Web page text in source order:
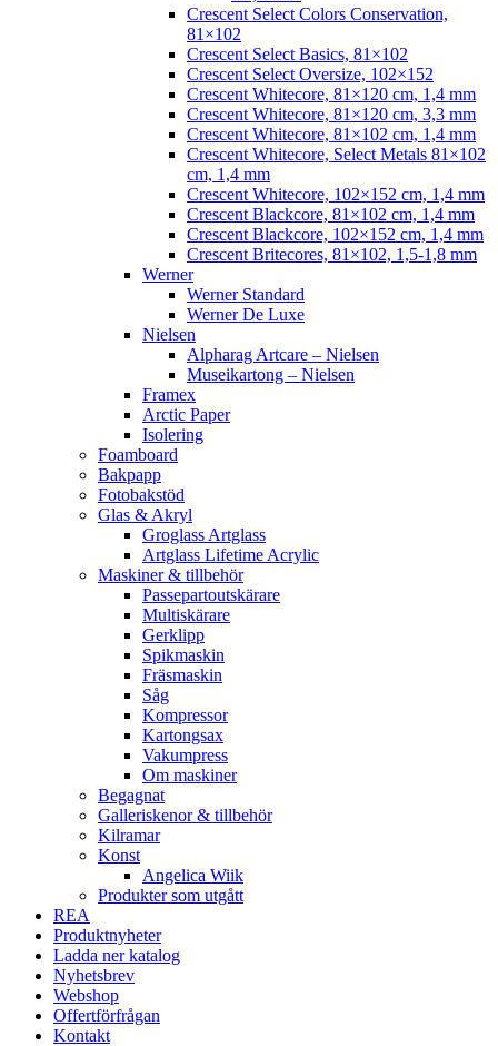
Crescent Select Colors Conservation,
81×102
Crescent Select Basics, 81×102
Crescent Select Oversize, 102×152
Crescent Whitecore, 81×120 cm, 1,4 mm
Crescent Whitecore, 81×120 cm, 3,3 mm
Crescent Whitecore, 81×102 cm, 1,4 mm
Crescent Whitecore, Select Metals 81×102
cm, 1,4 mm
Crescent Whitecore, 102×152 cm, 1,4 mm
Crescent Blackcore, 81×102 cm, 1,4 mm
Crescent Blackcore, 102×152 cm, 1,4 mm
Crescent Britecores, 81×102, 1,5-1,8 mm
Werner
Werner Standard
Werner De Luxe
Nielsen
Alpharag Artcare – Nielsen
Museikartong – Nielsen
Framex
Arctic Paper
Isolering
Foamboard
Bakpapp
Fotobakstöd
Glas & Akryl
Groglass Artglass
Artglass Lifetime Acrylic
Maskiner & tillbehör
Passepartoutskärare
Multiskärare
Gerklipp
Spikmaskin
Fräsmaskin
Såg
Kompressor
Kartongsax
Vakumpress
Om maskiner
Begagnat
Galleriskenor & tillbehör
Kilramar
Konst
Angelica Wiik
Produkter som utgått
REA
Produktnyheter
Ladda ner katalog
Nyhetsbrev
Webshop
Offertförfrågan
Kontakt